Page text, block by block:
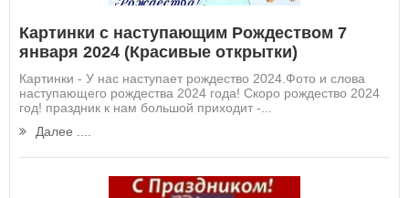
Картинки с наступающим Рождеством 7
января 2024 (Красивые открытки)
Картинки - У нас наступает рождество 2024.Фото и слова
наступающего рождества 2024 года! Скоро рождество 2024
год! праздник к нам большой приходит -...
Далее ....